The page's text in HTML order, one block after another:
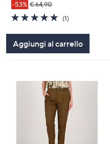
-53% € 64,90
5.0
of
5
Stars
(1)1
Aggiungi al carrello